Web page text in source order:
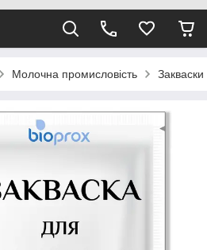
Молочна промисловість